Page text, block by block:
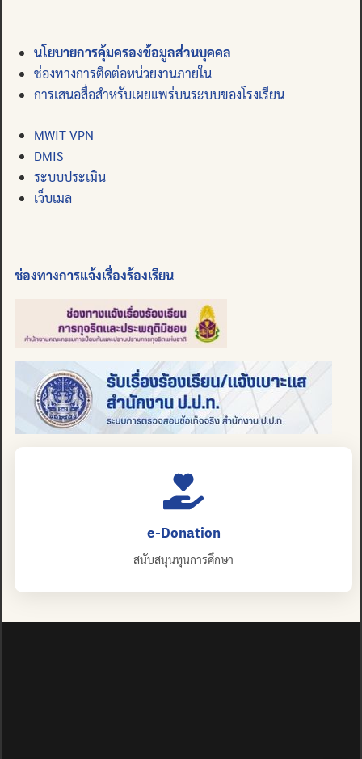
นโยบายการคุ้มครองข้อมูลส่วนบุคคล
ช่องทางการติดต่อหน่วยงานภายใน
การเสนอสื่อสำหรับเผยแพร่บนระบบของโรงเรียน
MWIT VPN
DMIS
ระบบประเมิน
เว็บเมล
ช่องทางการแจ้งเรื่องร้องเรียน
e-Donation
สนับสนุนทุนการศึกษา